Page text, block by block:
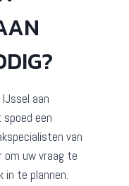
aan
een
van
om uw vraag te
in te plannen.